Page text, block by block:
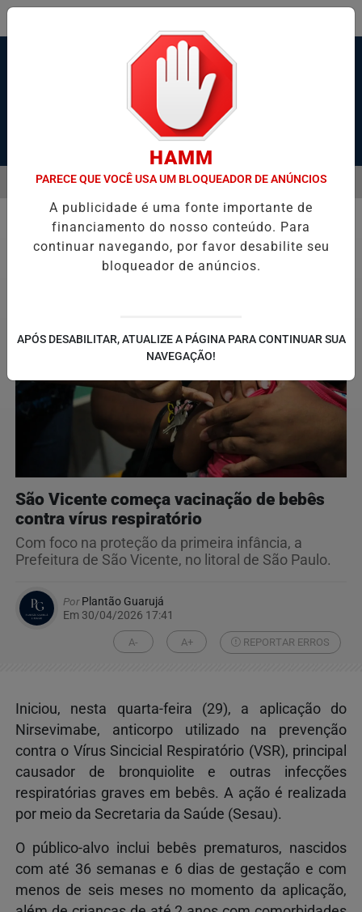
Pesquisar Notícia
SÃO VICENTE E GUARUJÁ MELHORAM DESEMPENHO
EM ALTA
MENU
Saúde
São Vicente começa vacinação de bebês
contra vírus respiratório
Com foco na proteção da primeira infância, a
Prefeitura de São Vicente, no litoral de São Paulo.
PorPlantão Guarujá
Em 30/04/2026 17:41
A- A+ REPORTAR ERROS
Iniciou, nesta quarta-feira (29), a aplicação do
Nirsevimabe, anticorpo utilizado na prevenção
contra o Vírus Sincicial Respiratório (VSR), principal
causador de bronquiolite e outras infecções
respiratórias graves em bebês. A ação é realizada
por meio da Secretaria da Saúde (Sesau).
O público-alvo inclui bebês prematuros, nascidos
com até 36 semanas e 6 dias de gestação e com
menos de seis meses no momento da aplicação,
HAMM
PARECE QUE VOCÊ USA UM BLOQUEADOR DE ANÚNCIOS
A publicidade é uma fonte importante de
financiamento do nosso conteúdo. Para
continuar navegando, por favor desabilite seu
bloqueador de anúncios.
APÓS DESABILITAR, ATUALIZE A PÁGINA PARA CONTINUAR SUA
NAVEGAÇÃO!